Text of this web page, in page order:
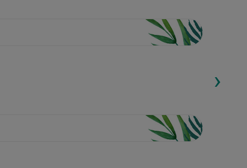
Loading...
›